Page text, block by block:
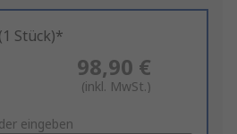
Stück)*
98,90 €
(inkl. MwSt.)
eingeben